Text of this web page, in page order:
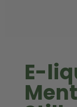
E-